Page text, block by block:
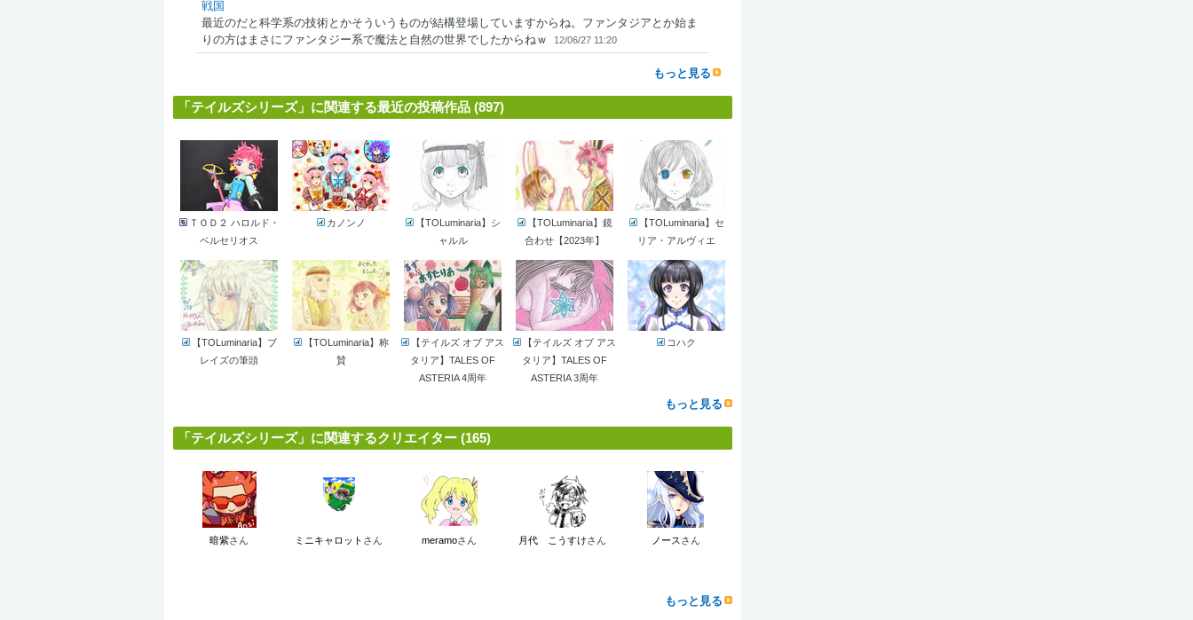
戦国
最近のだと科学系の技術とかそういうものが結構登場していますからね。ファンタジアとか始ま
りの方はまさにファンタジー系で魔法と自然の世界でしたからねｗ
12/06/27 11:20
もっと見る
「テイルズシリーズ」に関連する最近の投稿作品 (897)
ＴＯＤ２ ハロルド・
ベルセリオス
カノンノ
【TOLuminaria】シ
ャルル
【TOLuminaria】鏡
合わせ【2023年】
【TOLuminaria】セ
リア・アルヴィエ
【TOLuminaria】ブ
レイズの筆頭
【TOLuminaria】称
賛
【テイルズ オブ アス
タリア】TALES OF
ASTERIA 4周年
【テイルズ オブ アス
タリア】TALES OF
ASTERIA 3周年
コハク
もっと見る
「テイルズシリーズ」に関連するクリエイター (165)
暗紫さん ミニキャロット さん meramoさん 月代 こうすけさん ノース さん
もっと見る